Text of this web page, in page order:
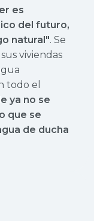
es
del futuro,
natural". Se
viviendas
todo el
ya no se
que se
de ducha